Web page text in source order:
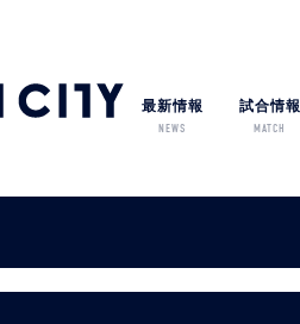
最新情報
NEWS
試合情報
MATCH